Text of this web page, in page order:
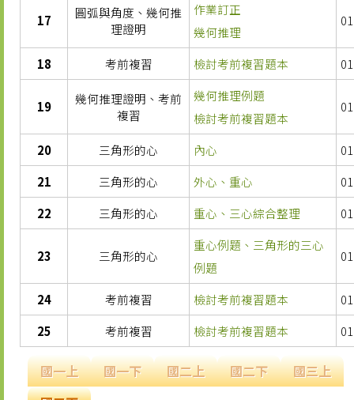
17
圓弧與角度、幾何推
理證明
作業訂正
幾何推理
18 考前複習 檢討考前複習題本
19
幾何推理證明、考前
複習
幾何推理例題
檢討考前複習題本
20 三角形的心 內心
21
三角形的心 外心、重心
22
三角形的心 重心、三心綜合整理
23 三角形的心
重心例題、三角形的三心
例題
24 考前複習 檢討考前複習題本
25
考前複習 檢討考前複習題本
國一上 國一下 國二上 國二下
國三上